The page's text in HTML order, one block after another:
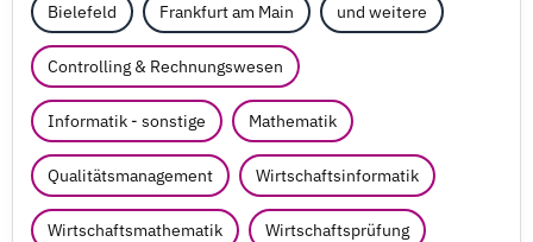
Bielefeld Frankfurt am Main und weitere
Controlling & Rechnungswesen
Informatik - sonstige Mathematik
Qualitätsmanagement Wirtschaftsinformatik
Wirtschaftsmathematik Wirtschaftsprüfung